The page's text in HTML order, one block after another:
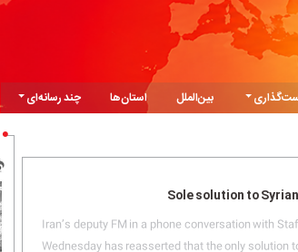
بین‌الملل استان‌ها
چند رسانه‌ای
Sole solution to
Iran’s deputy FM in a phone conversation with
Wednesday has reasserted that the only solution